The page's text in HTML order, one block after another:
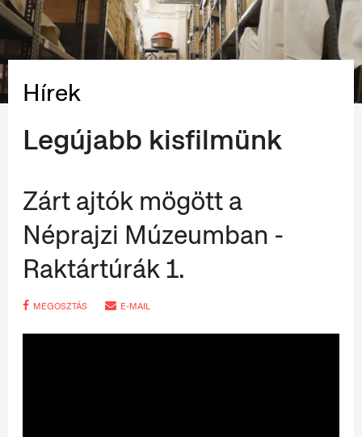
Hírek
Legújabb kisfilmünk
Zárt ajtók mögött a
Néprajzi Múzeumban -
Raktártúrák 1.
MEGOSZTÁS E-MAIL